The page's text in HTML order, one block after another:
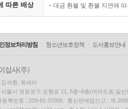
따른 배상 대금 환불 및 환불 지연에
정보처리방침 청소년보호정책 도서홍보안내
석환, 최세라
서울시 영등포구 은행로 11, 5층~6층(여의도동,일신
등록번호 : 229-81-37000 통신판매업신고 : 제